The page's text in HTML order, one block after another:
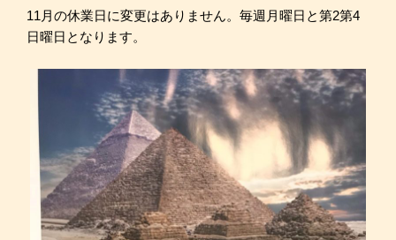
11月の休業日に変更はありません。毎週月曜日と第2第4
日曜日となります。